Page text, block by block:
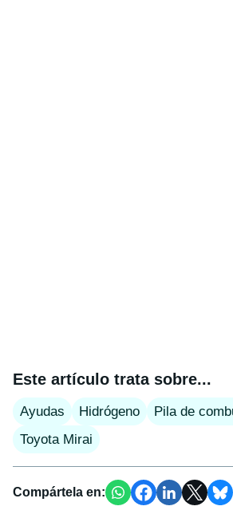
Este artículo trata sobre...
Ayudas Hidrógeno Pila de
Toyota Mirai
Compártela en: